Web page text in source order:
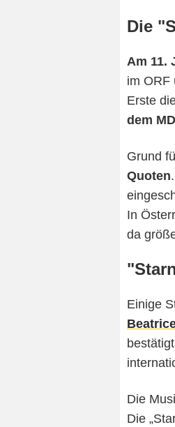
Die
Am 11.
im ORF
Erste
dem
Grund
Quoten
In
da
Einige
Die
Die